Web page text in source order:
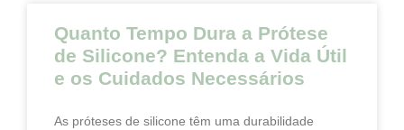
Quanto Tempo Dura a Prótese
de Silicone? Entenda a Vida Útil
e os Cuidados Necessários
As próteses de silicone têm uma durabilidade